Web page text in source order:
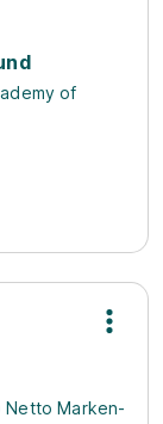
of
Netto Marken-